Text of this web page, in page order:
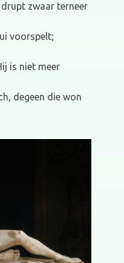
zwaar terneer
voorspelt;
is niet meer
degeen die won